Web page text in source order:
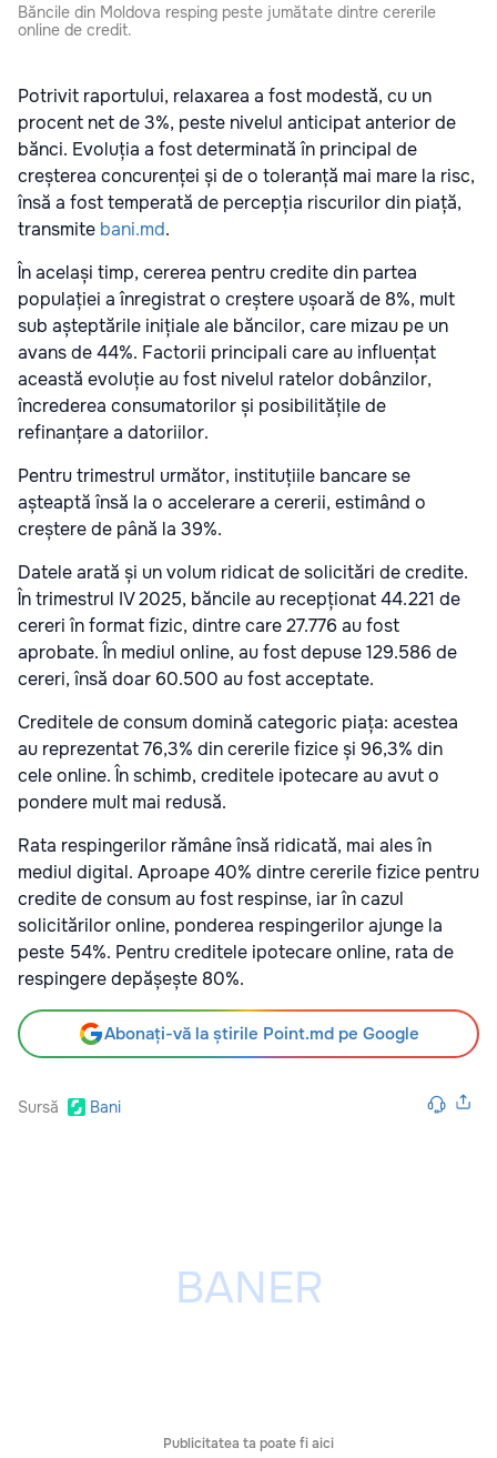
Băncile din Moldova resping peste jumătate dintre cererile
online de credit.
Potrivit raportului, relaxarea a fost modestă, cu un
procent net de 3%, peste nivelul anticipat anterior de
bănci. Evoluția a fost determinată în principal de
creșterea concurenței și de o toleranță mai mare la risc,
însă a fost temperată de percepția riscurilor din piață,
transmite bani.md.
În același timp, cererea pentru credite din partea
populației a înregistrat o creștere ușoară de 8%, mult
sub așteptările inițiale ale băncilor, care mizau pe un
avans de 44%. Factorii principali care au influențat
această evoluție au fost nivelul ratelor dobânzilor,
încrederea consumatorilor și posibilitățile de
refinanțare a datoriilor.
Pentru trimestrul următor, instituțiile bancare se
așteaptă însă la o accelerare a cererii, estimând o
creștere de până la 39%.
Datele arată și un volum ridicat de solicitări de credite.
În trimestrul IV 2025, băncile au recepționat 44.221 de
cereri în format fizic, dintre care 27.776 au fost
aprobate. În mediul online, au fost depuse 129.586 de
cereri, însă doar 60.500 au fost acceptate.
Creditele de consum domină categoric piața: acestea
au reprezentat 76,3% din cererile fizice și 96,3% din
cele online. În schimb, creditele ipotecare au avut o
pondere mult mai redusă.
Rata respingerilor rămâne însă ridicată, mai ales în
mediul digital. Aproape 40% dintre cererile fizice pentru
credite de consum au fost respinse, iar în cazul
solicitărilor online, ponderea respingerilor ajunge la
peste 54%. Pentru creditele ipotecare online, rata de
respingere depășește 80%.
Abonați-vă la știrile Point.md pe Google
Sursă Bani
Publicitatea ta poate fi aici